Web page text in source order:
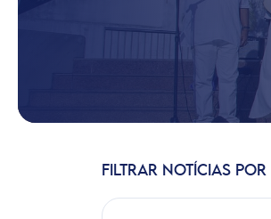
FILTRAR NOTÍCIAS POR